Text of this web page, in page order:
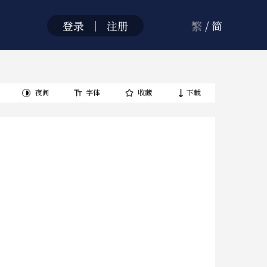
登录 ｜ 注册 繁 /简
夜间 字体 收藏 下载